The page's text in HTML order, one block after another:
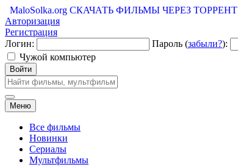
MaloSolka.org СКАЧАТЬ ФИЛЬМЫ ЧЕРЕЗ ТОРРЕНТ
Авторизация
Регистрация
Логин:
Пароль (забыли?):
Чужой компьютер
Войти
Меню
Все фильмы
Новинки
Сериалы
Мультфильмы